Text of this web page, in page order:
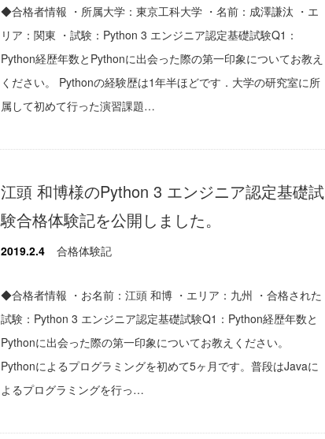
◆合格者情報 ・所属大学：東京工科大学 ・名前：成澤謙汰 ・エ
リア：関東 ・試験：Python 3 エンジニア認定基礎試験Q1：
Python経歴年数とPythonに出会った際の第一印象についてお教え
ください。 Pythonの経験歴は1年半ほどです．大学の研究室に所
属して初めて行った演習課題…
江頭 和博様のPython 3 エンジニア認定基礎試
験合格体験記を公開しました。
2019.2.4 合格体験記
◆合格者情報 ・お名前：江頭 和博 ・エリア：九州 ・合格された
試験：Python 3 エンジニア認定基礎試験Q1：Python経歴年数と
Pythonに出会った際の第一印象についてお教えください。
Pythonによるプログラミングを初めて5ヶ月です。普段はJavaに
よるプログラミングを行っ…